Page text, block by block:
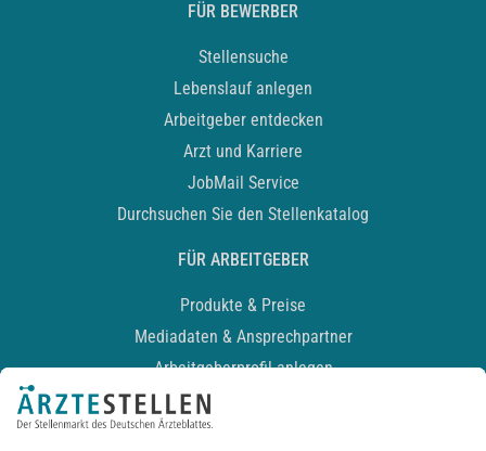
FÜR BEWERBER
Stellensuche
Lebenslauf anlegen
Arbeitgeber entdecken
Arzt und Karriere
JobMail Service
Durchsuchen Sie den Stellenkatalog
FÜR ARBEITGEBER
Produkte & Preise
Mediadaten & Ansprechpartner
Arbeitgeberprofil anlegen
Recruiting-Podcast